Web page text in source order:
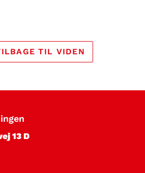
TIL VIDEN
13 D